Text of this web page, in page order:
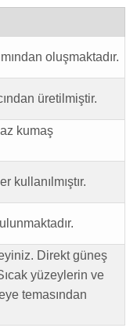
oluşmaktadır.
üretilmiştir.
kumaş
kullanılmıştır.
Direkt güneş
yüzeylerin ve
temasından